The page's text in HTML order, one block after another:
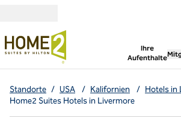
Ihre
Aufenthalte
,
Standorte / USA / Kalifornien / Hotels in
Home2 Suites Hotels in Livermore